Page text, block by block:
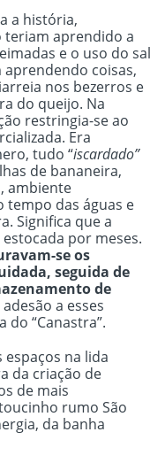
a história,
teriam aprendido a
e o uso do sal
coisas,
nos bezerros e
do queijo. Na
restringia-se ao
Era
tudo “iscardado”
de bananeira,
ambiente
tempo das águas e
Significa que a
por meses.
se os
seguida de
de
a esses
“Canastra”.
na lida
da criação de
de mais
rumo São
da banha